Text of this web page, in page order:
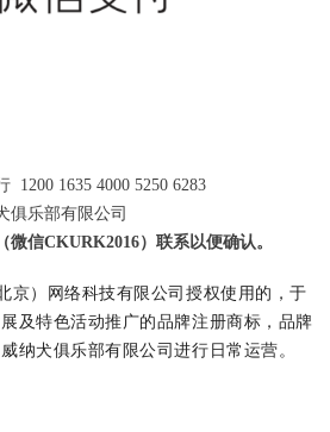
1200 1635 4000 5250 6283
俱乐部有限公司
微信CKURK2016） 联系以便确认。
京）网络科技有限公司授权使用的，于
及特色活动推广的品牌注册商标，品牌
纳犬俱乐部有限公司进行日常运营。